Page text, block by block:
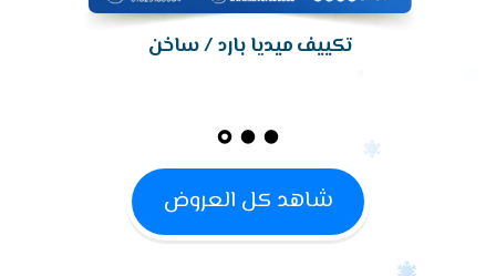
تكييف ميديا بارد / ساخن
شاهد كل العروض